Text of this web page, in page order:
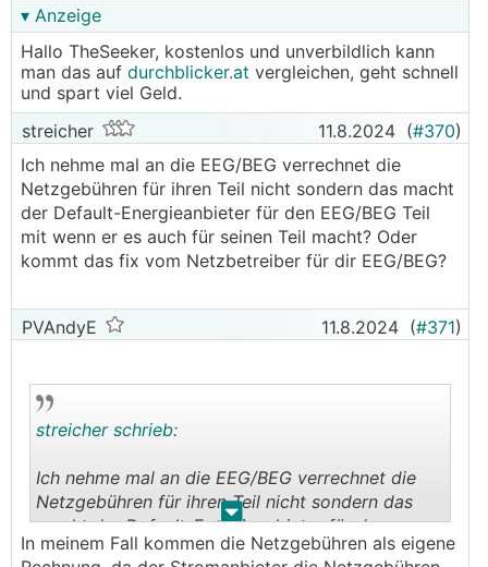
▾ Anzeige
Hallo TheSeeker, kostenlos und unverbildlich kann
man das auf durchblicker.at vergleichen, geht schnell
und spart viel Geld.
streicher
11.8.2024 (#370)
Ich nehme mal an die EEG/BEG verrechnet die
Netzgebühren für ihren Teil nicht sondern das macht
der Default-Energieanbieter für den EEG/BEG Teil
mit wenn er es auch für seinen Teil macht? Oder
kommt das fix vom Netzbetreiber für dir EEG/BEG?
PVAndyE 11.8.2024 (#371)
. .
streicher schrieb:
Ich nehme mal an die EEG/BEG verrechnet die
Netzgebühren für ihren Teil nicht sondern das
macht der Default-Energieanbieter für den
EEG/BEG Teil mit wenn er es auch für seinen Teil
In meinem Fall kommen die Netzgebühren als eigene